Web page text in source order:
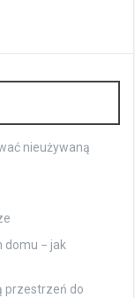
nieużywaną
domu − jak
przestrzeń do